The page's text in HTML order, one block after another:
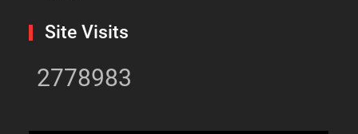
Site Visits
2778983